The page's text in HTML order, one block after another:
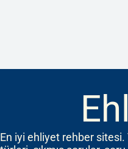
En iyi ehliyet rehber